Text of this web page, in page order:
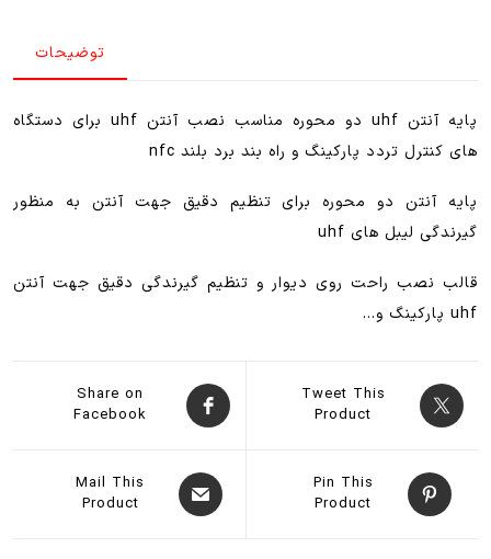
عدد
توضیحات
پایه آنتن uhf دو محوره مناسب نصب آنتن uhf برای دستگاه
های کنترل تردد پارکینگ و راه بند برد بلند nfc
پایه آنتن دو محوره برای تنظیم دقیق جهت آنتن به منظور
گیرندگی لیبل های uhf
قالب نصب راحت روی دیوار و تنظیم گیرندگی دقیق جهت آنتن
uhf پارکینگ و…
Tweet This
Product
Share on
Facebook
Pin This
Product
Mail This
Product